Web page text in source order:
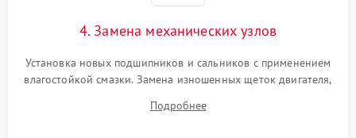
4. Замена механических узлов
Установка новых подшипников и сальников с применением
влагостойкой смазки. Замена изношенных щеток двигателя,
или поврежденной резиновой манжеты.
Подробнее